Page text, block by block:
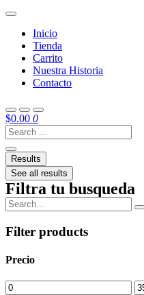
Inicio
Tienda
Carrito
Nuestra Historia
Contacto
$0.00 0
Results
See all results
Filtra tu busqueda
Filter products
Precio